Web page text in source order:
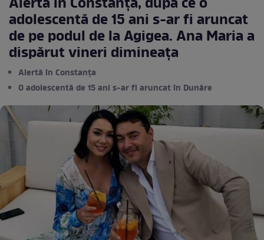
adolescentă de 15 ani s-ar fi aruncat
de pe podul de la Agigea. Ana Maria a
dispărut vineri dimineața
Alertă în Constanța
O adolescentă de 15 ani s-ar fi aruncat în Dunăre